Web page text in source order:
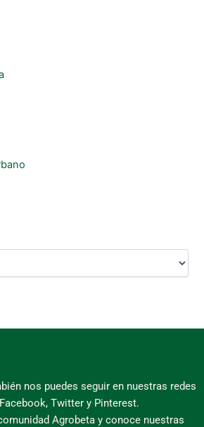
nos puedes seguir en nuestras redes
Twitter y Pinterest.
Agrobeta y conoce nuestras